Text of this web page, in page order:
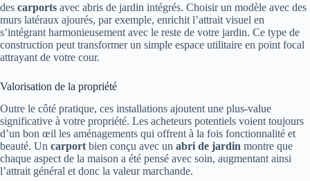
des carports avec abris de jardin intégrés. Choisir un modèle avec des
murs latéraux ajourés, par exemple, enrichit l’attrait visuel en
s’intégrant harmonieusement avec le reste de votre jardin. Ce type de
construction peut transformer un simple espace utilitaire en point focal
attrayant de votre cour.
Valorisation de la propriété
Outre le côté pratique, ces installations ajoutent une plus-value
significative à votre propriété. Les acheteurs potentiels voient toujours
d’un bon œil les aménagements qui offrent à la fois fonctionnalité et
beauté. Un carport bien conçu avec un abri de jardin montre que
chaque aspect de la maison a été pensé avec soin, augmentant ainsi
l’attrait général et donc la valeur marchande.